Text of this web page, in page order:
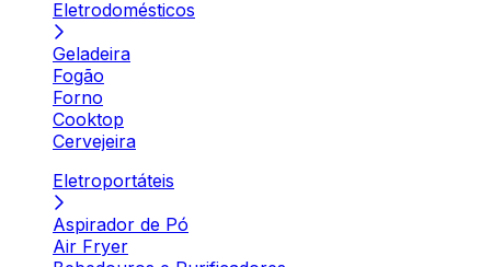
Eletrodomésticos
Geladeira
Fogão
Forno
Cooktop
Cervejeira
Eletroportáteis
Aspirador de Pó
Air Fryer